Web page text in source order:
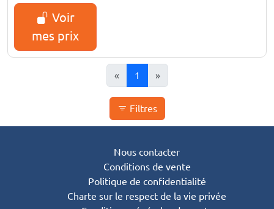
Voir
mes prix
« 1 »
Filtres
Nous contacter
Conditions de vente
Politique de confidentialité
Charte sur le respect de la vie privée